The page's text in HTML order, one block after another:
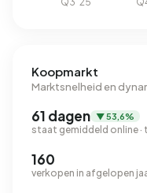
Koopmarkt
Marktsnelheid en
61 dagen ▼ 53,6%
staat gemiddeld online ·
160
verkopen in afgelopen